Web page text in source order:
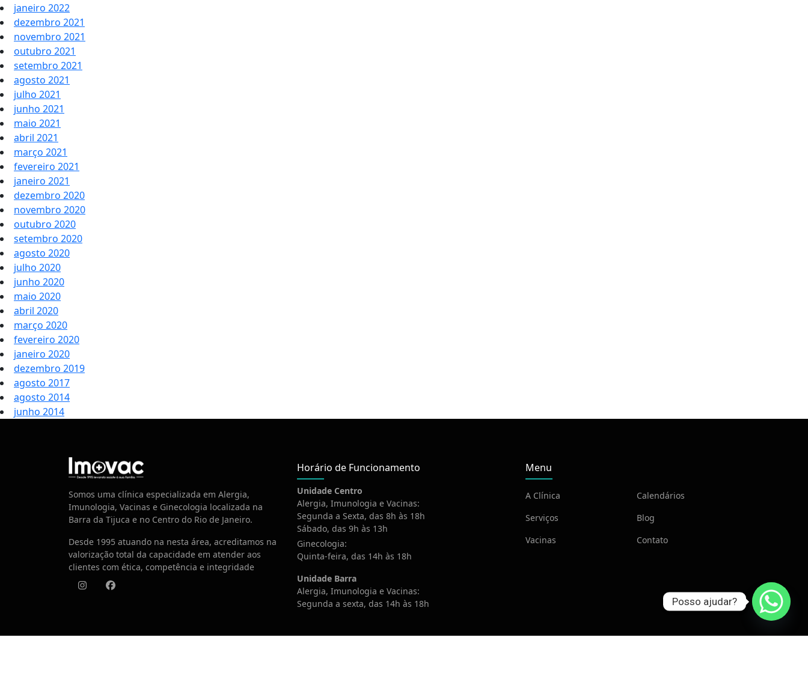
janeiro 2022
dezembro 2021
novembro 2021
outubro 2021
setembro 2021
agosto 2021
julho 2021
junho 2021
maio 2021
abril 2021
março 2021
fevereiro 2021
janeiro 2021
dezembro 2020
novembro 2020
outubro 2020
setembro 2020
agosto 2020
julho 2020
junho 2020
maio 2020
abril 2020
março 2020
fevereiro 2020
janeiro 2020
dezembro 2019
agosto 2017
agosto 2014
junho 2014
Centro de Vacinação
Somos uma clínica especializada em Alergia,
Imunologia, Vacinas e Ginecologia localizada na
Barra da Tijuca e no Centro do Rio de Janeiro.
Desde 1995 atuando na nesta área, acreditamos na
valorização total da capacidade em atender aos
clientes com ética, competência e integridade
InstagramFacebook
Horário de Funcionamento
Unidade Centro
Alergia, Imunologia e Vacinas:
Segunda a Sexta, das 8h às 18h
Sábado, das 9h às 13h
Ginecologia:
Quinta-feira, das 14h às 18h
Unidade Barra
Alergia, Imunologia e Vacinas:
Segunda a sexta, das 14h às 18h
Menu
A Clínica
Serviços
Vacinas
Calendários
Blog
Contato
Posso ajudar?